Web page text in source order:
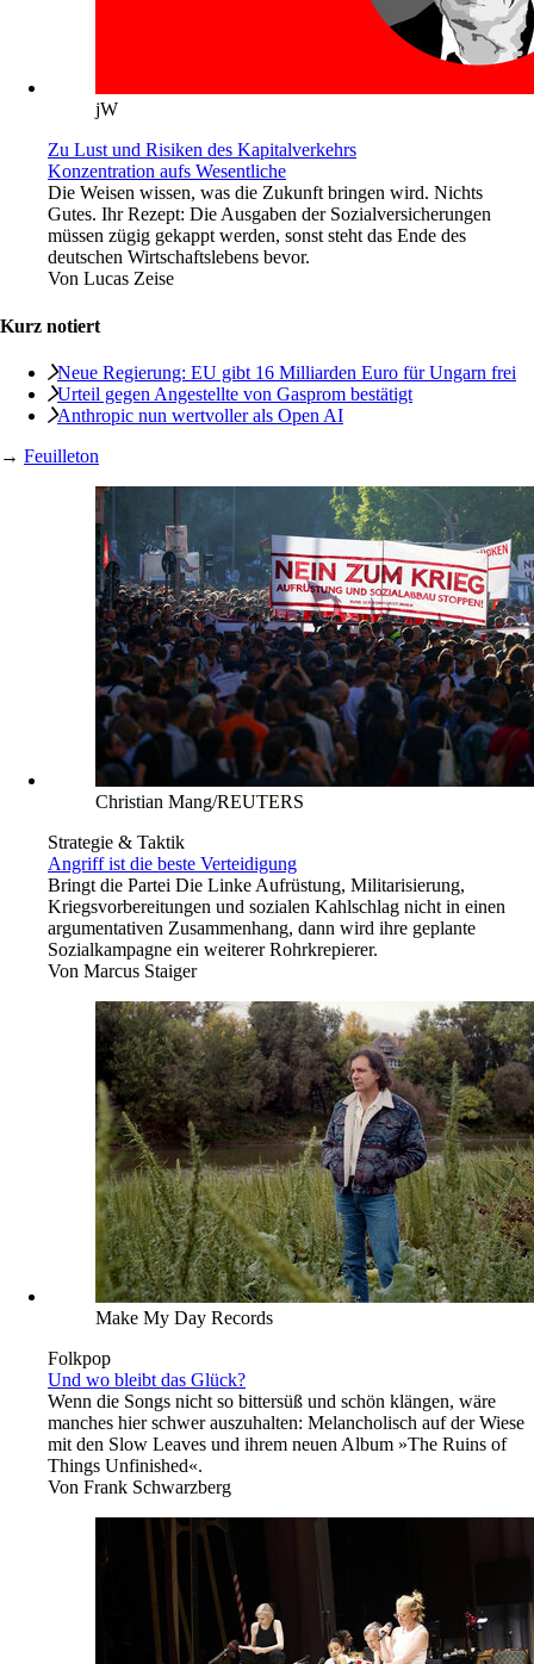
jW
Zu Lust und Risiken des Kapitalverkehrs
Konzentration aufs Wesentliche
Die Weisen wissen, was die Zukunft bringen wird. Nichts
Gutes. Ihr Rezept: Die Ausgaben der Sozialversicherungen
müssen zügig gekappt werden, sonst steht das Ende des
deutschen Wirtschaftslebens bevor.
Von Lucas Zeise
Kurz notiert
Neue Regierung: EU gibt 16 Milliarden Euro für Ungarn frei
Urteil gegen Angestellte von Gasprom bestätigt
Anthropic nun wertvoller als Open AI
→ Feuilleton
Christian Mang/REUTERS
Strategie & Taktik
Angriff ist die beste Verteidigung
Bringt die Partei Die Linke Aufrüstung, Militarisierung,
Kriegsvorbereitungen und sozialen Kahlschlag nicht in einen
argumentativen Zusammenhang, dann wird ihre geplante
Sozialkampagne ein weiterer Rohrkrepierer.
Von Marcus Staiger
Make My Day Records
Folkpop
Und wo bleibt das Glück?
Wenn die Songs nicht so bittersüß und schön klängen, wäre
manches hier schwer auszuhalten: Melancholisch auf der Wiese
mit den Slow Leaves und ihrem neuen Album »The Ruins of
Things Unfinished«.
Von Frank Schwarzberg